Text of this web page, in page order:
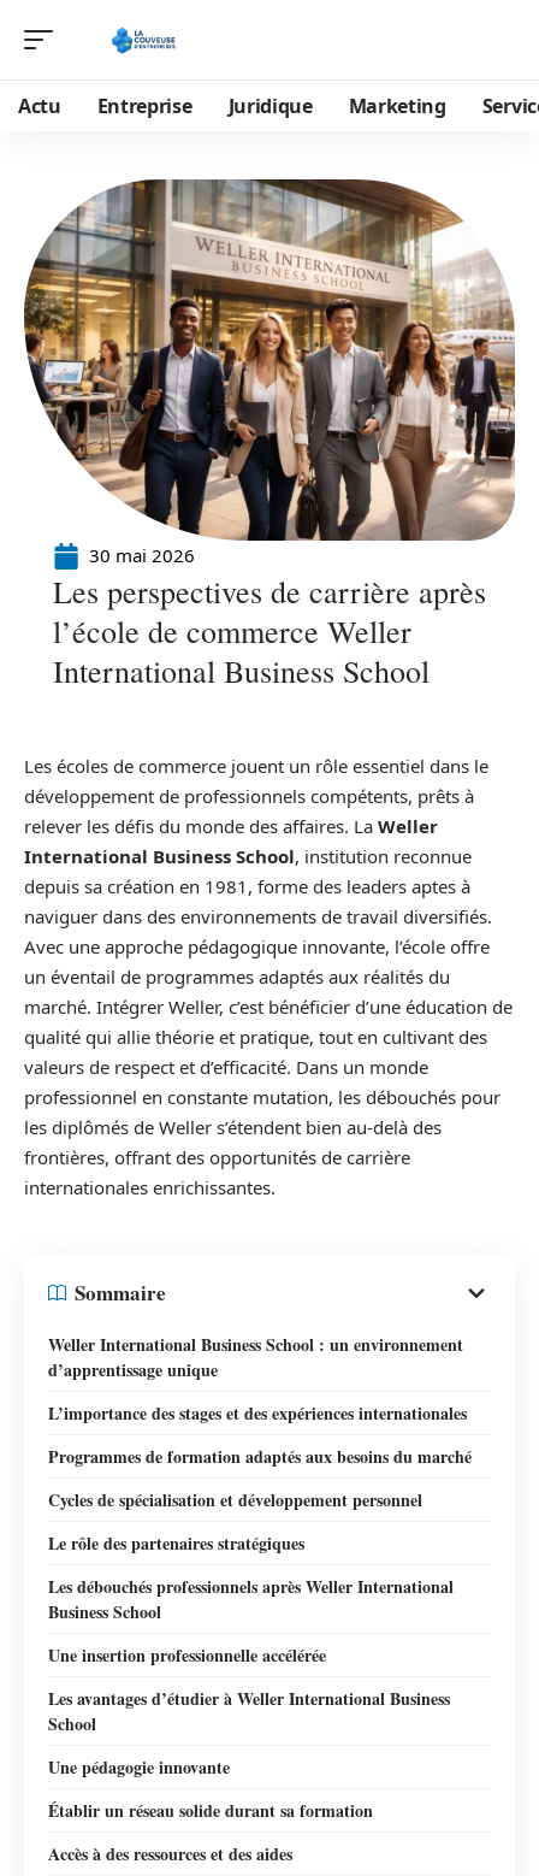
Actu Entreprise Juridique Marketing
30 mai 2026
Les perspectives de carrière après
l’école de commerce Weller
International Business School
Les écoles de commerce jouent un rôle essentiel dans le
développement de professionnels compétents, prêts à
relever les défis du monde des affaires. La Weller
International Business School, institution reconnue
depuis sa création en 1981, forme des leaders aptes à
naviguer dans des environnements de travail diversifiés.
Avec une approche pédagogique innovante, l’école offre
un éventail de programmes adaptés aux réalités du
marché. Intégrer Weller, c’est bénéficier d’une éducation de
qualité qui allie théorie et pratique, tout en cultivant des
valeurs de respect et d’efficacité. Dans un monde
professionnel en constante mutation, les débouchés pour
les diplômés de Weller s’étendent bien au-delà des
frontières, offrant des opportunités de carrière
internationales enrichissantes.
Sommaire
Weller International Business School : un environnement
d’apprentissage unique
L’importance des stages et des expériences internationales
Programmes de formation adaptés aux besoins du marché
Cycles de spécialisation et développement personnel
Le rôle des partenaires stratégiques
Les débouchés professionnels après Weller International
Business School
Une insertion professionnelle accélérée
Les avantages d’étudier à Weller International Business
School
Une pédagogie innovante
Établir un réseau solide durant sa formation
Accès à des ressources et des aides